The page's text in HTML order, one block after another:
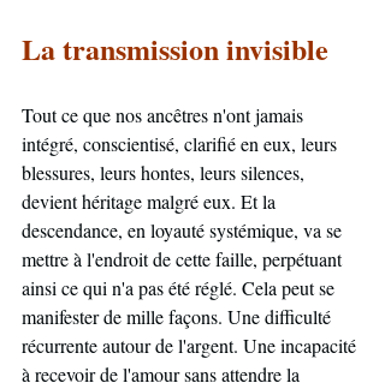
La transmission invisible
Tout ce que nos ancêtres n'ont jamais
intégré, conscientisé, clarifié en eux, leurs
blessures, leurs hontes, leurs silences,
devient héritage malgré eux. Et la
descendance, en loyauté systémique, va se
mettre à l'endroit de cette faille, perpétuant
ainsi ce qui n'a pas été réglé. Cela peut se
manifester de mille façons. Une difficulté
récurrente autour de l'argent. Une incapacité
à recevoir de l'amour sans attendre la